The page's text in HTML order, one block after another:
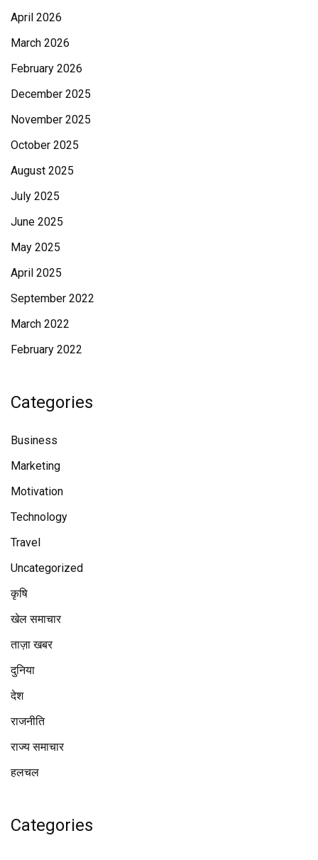
April 2026
March 2026
February 2026
December 2025
November 2025
October 2025
August 2025
July 2025
June 2025
May 2025
April 2025
September 2022
March 2022
February 2022
Categories
Business
Marketing
Motivation
Technology
Travel
Uncategorized
कृषि
खेल समाचार
ताज़ा खबर
दुनिया
देश
राजनीति
राज्य समाचार
हलचल
Categories